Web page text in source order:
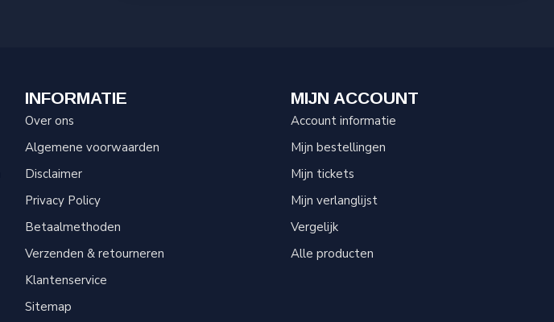
INFORMATIE
Over ons
Algemene voorwaarden
Disclaimer
Privacy Policy
Betaalmethoden
Verzenden & retourneren
Klantenservice
Sitemap
MIJN ACCOUNT
Account informatie
Mijn bestellingen
Mijn tickets
Mijn verlanglijst
Vergelijk
Alle producten